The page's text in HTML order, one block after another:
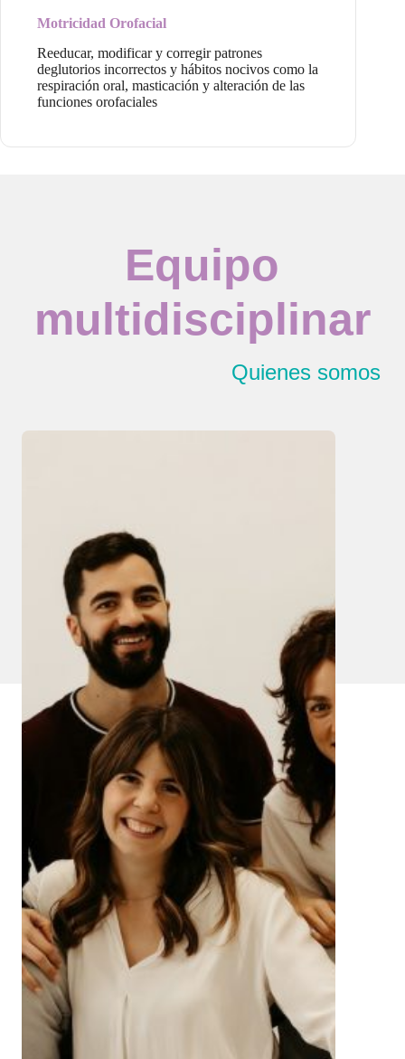
Motricidad Orofacial
Reeducar, modificar y corregir patrones
deglutorios incorrectos y hábitos nocivos como la
respiración oral, masticación y alteración de las
funciones orofaciales
Equipo
multidisciplinar
Quienes somos